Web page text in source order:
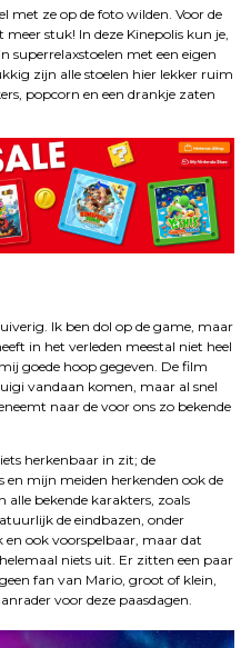
met ze op de foto wilden. Voor de
stuk! In deze Kinepolis kun je,
superrelaxstoelen met een eigen
zijn alle stoelen hier lekker ruim
popcorn en een drankje zaten
Ik ben dol op de game, maar
in het verleden meestal niet heel
goede hoop gegeven. De film
vandaan komen, maar al snel
naar de voor ons zo bekende
herkenbaar in zit; de
en mijn meiden herkenden ook de
bekende karakters, zoals
de eindbazen, onder
en ook voorspelbaar, maar dat
niets uit. Er zitten een paar
fan van Mario, groot of klein,
voor deze paasdagen.